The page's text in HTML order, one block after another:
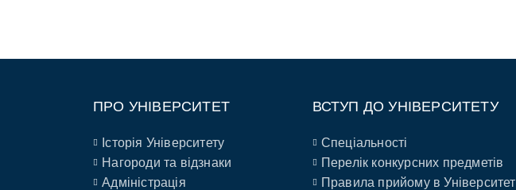
ПРО УНІВЕРСИТЕТ
Історія Університету
Нагороди та відзнаки
Адміністрація
ВСТУП ДО УНІВЕРСИТЕТУ
Спеціальності
Перелік конкурсних предметів
Правила прийому в Університет